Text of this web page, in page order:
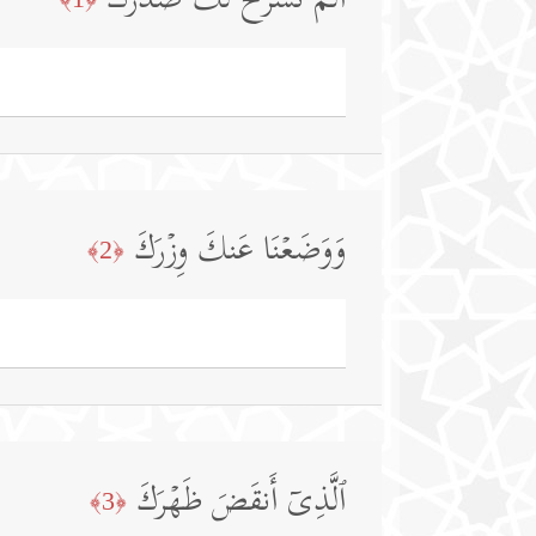
وَوَضَعۡنَا عَنكَ وِزۡرَكَ ﴿2﴾
ٱلَّذِیۤ أَنقَضَ ظَهۡرَكَ ﴿3﴾